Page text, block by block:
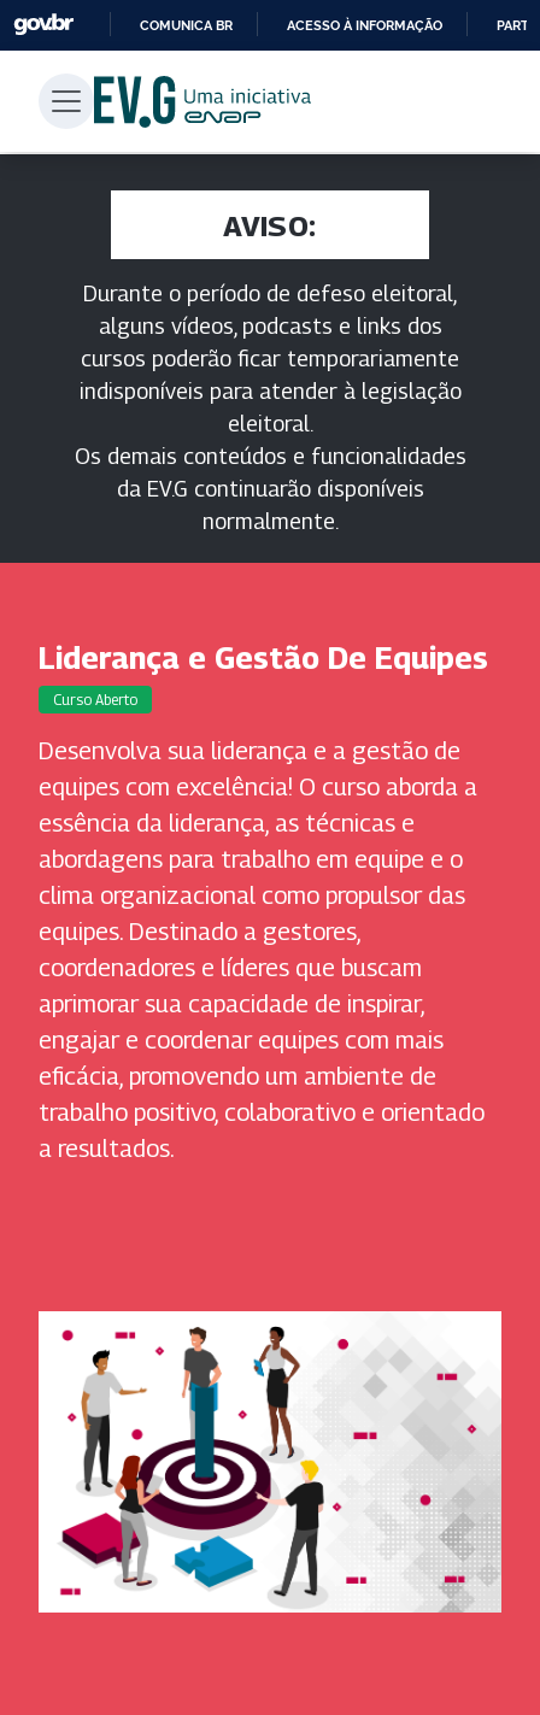
PARA
CONTEÚDO
COMUNICA BR ACESSO À INFORMAÇÃO
AVISO:
Durante o período de defeso eleitoral,
alguns vídeos, podcasts e links dos
cursos poderão ficar temporariamente
indisponíveis para atender à legislação
eleitoral.
Os demais conteúdos e funcionalidades
da EV.G continuarão disponíveis
normalmente.
Liderança e Gestão De Equipes
Curso Aberto
Desenvolva sua liderança e a gestão de
equipes com excelência! O curso aborda a
essência da liderança, as técnicas e
abordagens para trabalho em equipe e o
clima organizacional como propulsor das
equipes. Destinado a gestores,
coordenadores e líderes que buscam
aprimorar sua capacidade de inspirar,
engajar e coordenar equipes com mais
eficácia, promovendo um ambiente de
trabalho positivo, colaborativo e orientado
a resultados.